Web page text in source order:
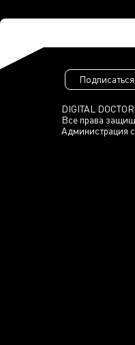
DIGITAL
Все права
Администрация
Подписаться